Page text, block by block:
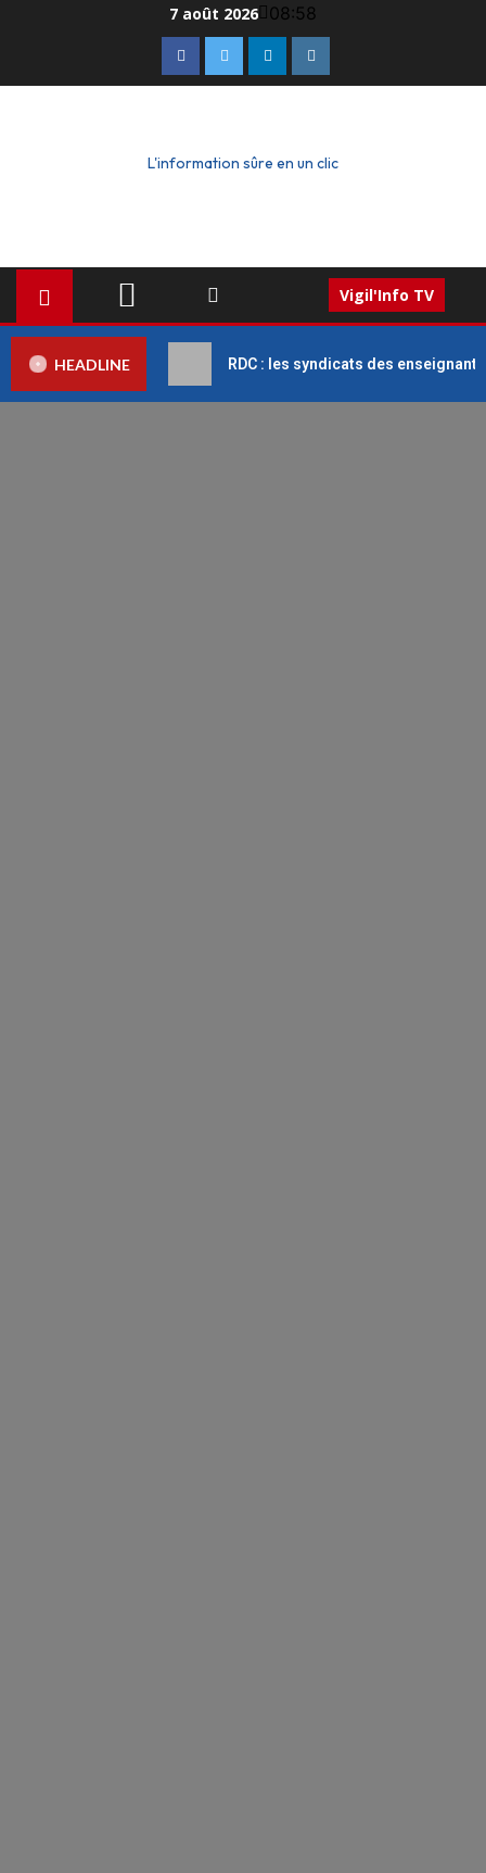
7 août 2026 08:58
L'information sûre en un clic
Vigil'Info TV
HEADLINE RDC : les syndicats des